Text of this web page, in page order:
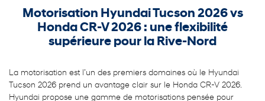
Motorisation Hyundai Tucson 2026 vs
Honda CR-V 2026 : une flexibilité
supérieure pour la Rive-Nord
La motorisation est l’un des premiers domaines où le Hyundai
Tucson 2026 prend un avantage clair sur le Honda CR-V 2026.
Hyundai propose une gamme de motorisations pensée pour